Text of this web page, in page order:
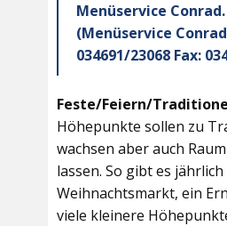
Menüservice Conrad.
(Menüservice
034691/23068 Fax:
Feste/Feiern/
Höhepunkte sollen zu
wachsen aber auch
lassen. So gibt es
Weihnachtsmarkt, ein
viele kleinere